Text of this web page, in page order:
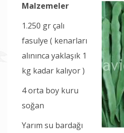
Malzemeler
1.250 gr çalı
fasulye ( kenarları
alınınca yaklaşık 1
kg kadar kalıyor )
4 orta boy kuru
soğan
Yarım su bardağı